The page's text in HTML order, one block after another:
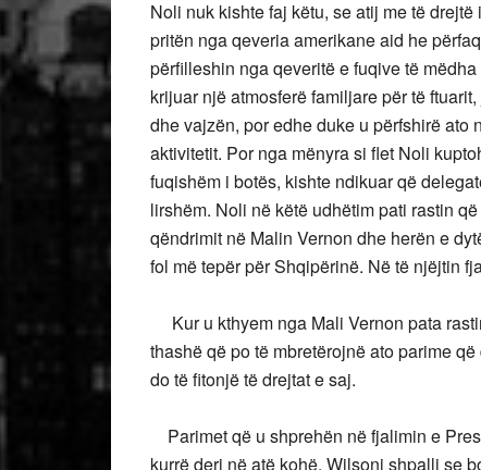
Noli nuk kishte faj këtu, se atij me të
pritën nga qeveria amerikane aid he
përfilleshin nga qeveritë e fuqive të
krijuar një atmosferë familjare për të
dhe vajzën, por edhe duke u përfshirë ato
aktivitetit. Por nga mënyra si flet Noli
fuqishëm i botës, kishte ndikuar që
lirshëm. Noli në këtë udhëtim pati rastin
qëndrimit në Malin Vernon dhe herën e
fol më tepër për Shqipërinë. Në të njëjtin
Kur u kthyem nga Mali Vernon pata
thashë që po të mbretërojnë ato parime
do të fitonjë të drejtat e saj.
Parimet që u shprehën në fjalimin e
kurrë deri në atë kohë. Wilsoni shpalli se